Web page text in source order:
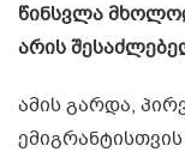
წინსვლა
არის
ამის გარდა,